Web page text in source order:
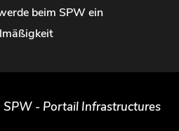
beim SPW ein
SPW - Portail Infrastructures